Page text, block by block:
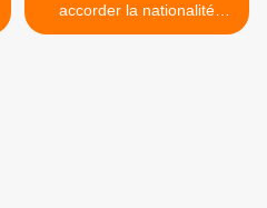
accorder la nationalité
russe, à sa demande >